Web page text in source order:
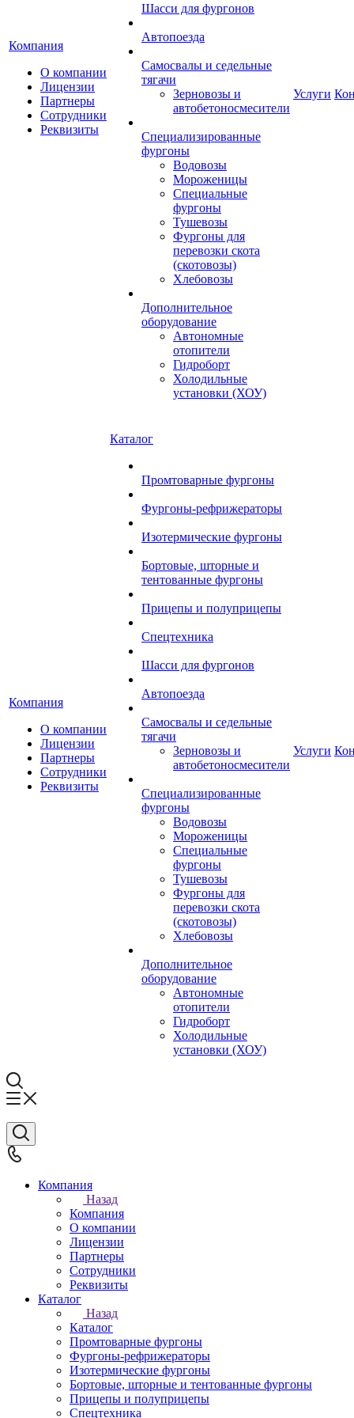
Компания
О компании
Лицензии
Партнеры
Сотрудники
Реквизиты
Шасси для фургонов
Автопоезда
Самосвалы и седельные
тягачи
Зерновозы и
автобетоносмесители
Специализированные
фургоны
Водовозы
Мороженицы
Специальные
фургоны
Тушевозы
Фургоны для
перевозки скота
(скотовозы)
Хлебовозы
Дополнительное
оборудование
Автономные
отопители
Гидроборт
Холодильные
установки (ХОУ)
Услуги
Компания
О компании
Лицензии
Партнеры
Сотрудники
Реквизиты
Каталог
Промтоварные фургоны
Фургоны-рефрижераторы
Изотермические фургоны
Бортовые, шторные и
тентованные фургоны
Прицепы и полуприцепы
Спецтехника
Шасси для фургонов
Автопоезда
Самосвалы и седельные
тягачи
Зерновозы и
автобетоносмесители
Специализированные
фургоны
Водовозы
Мороженицы
Специальные
фургоны
Тушевозы
Фургоны для
перевозки скота
(скотовозы)
Хлебовозы
Дополнительное
оборудование
Автономные
отопители
Гидроборт
Холодильные
установки (ХОУ)
Услуги
Компания
Назад
Компания
О компании
Лицензии
Партнеры
Сотрудники
Реквизиты
Каталог
Назад
Каталог
Промтоварные фургоны
Фургоны-рефрижераторы
Изотермические фургоны
Бортовые, шторные и тентованные фургоны
Прицепы и полуприцепы
Спецтехника